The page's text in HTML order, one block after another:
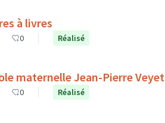
à livres
0 Réalisé
maternelle Jean-Pierre Veyet
0 Réalisé